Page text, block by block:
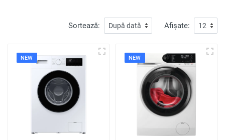
Sortează: Afișate:
NEW NEW